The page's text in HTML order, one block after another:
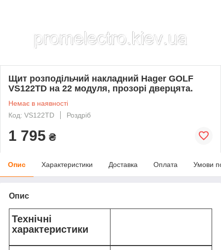
Щит розподільчий накладний Hager GOLF
VS122TD на 22 модуля, прозорі дверцята.
Немає в наявності
Код: VS122TD
Роздріб
1 795 ₴
Опис Характеристики Доставка Оплата Умови
Опис
Технічні
характеристики